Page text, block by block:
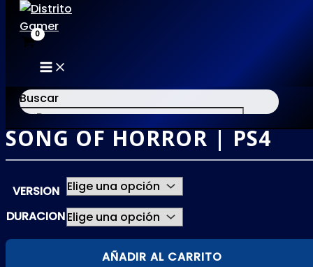
al
contenido
MAIN
MENU
Buscar
×
SONG OF HORROR | PS4
VERSION
DURACION
SONG
AÑADIR AL CARRITO